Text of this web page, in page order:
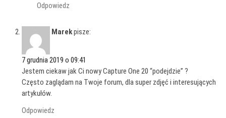
Odpowiedz
Marekpisze:
7 grudnia 2019 o 09:41
Jestem ciekaw jak Ci nowy Capture One 20 “podejdzie” ?
Często zaglądam na Twoje forum, dla super zdjęć i interesujących
artykułów.
Odpowiedz